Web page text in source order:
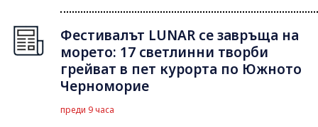
Фестивалът LUNAR се завръща на
морето: 17 светлинни творби
грейват в пет курорта по Южното
Черноморие
преди 9 часа